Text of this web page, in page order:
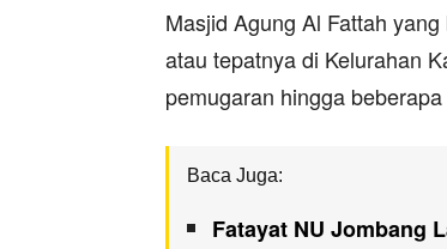
Masjid Agung Al Fattah
atau tepatnya di Kelurahan
pemugaran hingga
Baca Juga:
Fatayat NU Jombang